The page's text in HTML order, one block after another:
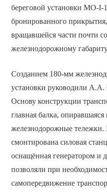
береговой установки МО-I-
бронированного
вращавшейся части почти
железнодорожному
Созданием 180-мм
установки руководили
Основу конструкции
главная балка,
железнодорожные тележки.
смонтирована силовая
оснащённая генератором и
позволяли при
самопередвижение